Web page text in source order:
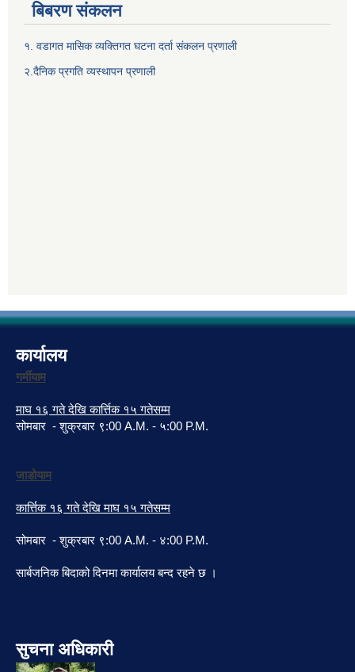
बिबरण संकलन
१. वडागत मासिक व्यक्तिगत घटना दर्ता संकलन प्रणाली
२.दैनिक प्रगति व्यस्थापन प्रणाली
कार्यालय
गर्मीयाम
माघ १६ गते देखि कार्त्तिक १५ गतेसम्म
सोमबार - शुक्रबार ९:00 A.M. - ५:00 P.M.
जाडोयाम
कार्त्तिक १६ गते देखि माघ १५ गतेसम्म
सोमबार - शुक्रबार ९:00 A.M. - ४:00 P.M.
सार्बजनिक बिदाको दिनमा कार्यालय बन्द रहने छ ।
सुचना अधिकारी